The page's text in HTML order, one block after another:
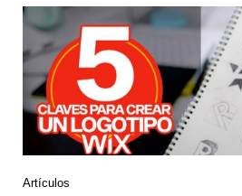
Artículos